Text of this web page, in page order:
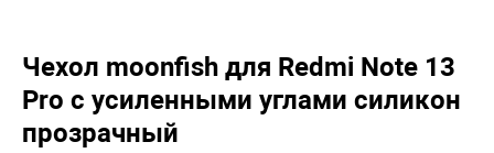
Чехол moonfish для Redmi Note 13
Pro с усиленными углами силикон
прозрачный